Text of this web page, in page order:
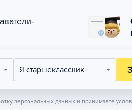
Я старшеклассник
персональных данных и принимаете